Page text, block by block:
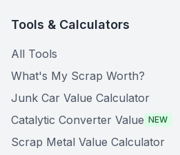
Tools & Calculators
All Tools
What's My Scrap Worth?
Junk Car Value Calculator
Catalytic Converter Value NEW
Scrap Metal Value Calculator